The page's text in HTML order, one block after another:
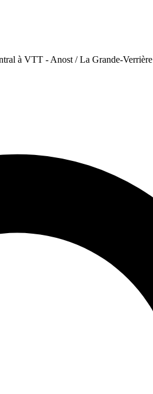
à VTT - Anost / La Grande-Verrière